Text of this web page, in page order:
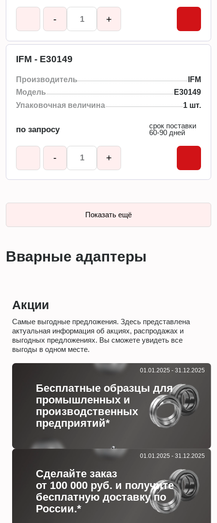
- +
IFM - E30149
Производитель
IFM
Модель
E30149
Упаковочная величина
1 шт.
по запросу
срок поставки
60-90 дней
- +
Показать ещё
Вварные адаптеры
Акции
Самые выгодные предложения. Здесь представлена
актуальная информация об акциях, распродажах и
выгодных предложениях. Вы сможете увидеть все
выгоды в одном месте.
Бесплатные образцы для
промышленных и
производственных
предприятий*
01.01.2025 - 31.12.2025
Сделайте заказ
от 100 000 руб. и получите
бесплатную доставку по
России.*
01.01.2025 - 31.12.2025